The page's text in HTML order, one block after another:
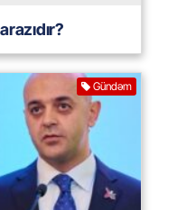
Gündəm